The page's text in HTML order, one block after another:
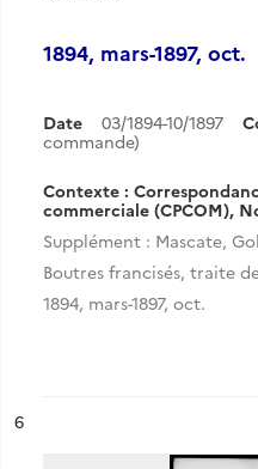
1894, mars-1897, oct.
Date 03/1894-10/1897
commande)
Contexte :
commerciale (CPCOM),
Supplément : Mascate,
Boutres francisés, traite
1894, mars-1897, oct.
n°
6